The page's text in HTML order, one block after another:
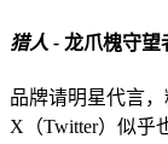
猎人 - 龙爪槐守望
品牌请明星代言
X（Twitter）似乎